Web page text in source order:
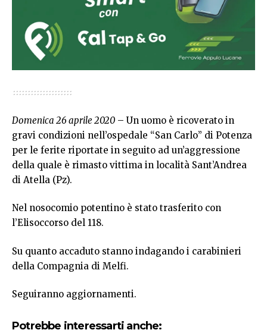
Domenica 26 aprile 2020 – Un uomo è ricoverato in
gravi condizioni nell’ospedale “San Carlo” di Potenza
per le ferite riportate in seguito ad un’aggressione
della quale è rimasto vittima in località Sant’Andrea
di Atella (Pz).
Nel nosocomio potentino è stato trasferito con
l’Elisoccorso del 118.
Su quanto accaduto stanno indagando i carabinieri
della Compagnia di Melfi.
Seguiranno aggiornamenti.
Potrebbe interessarti anche: